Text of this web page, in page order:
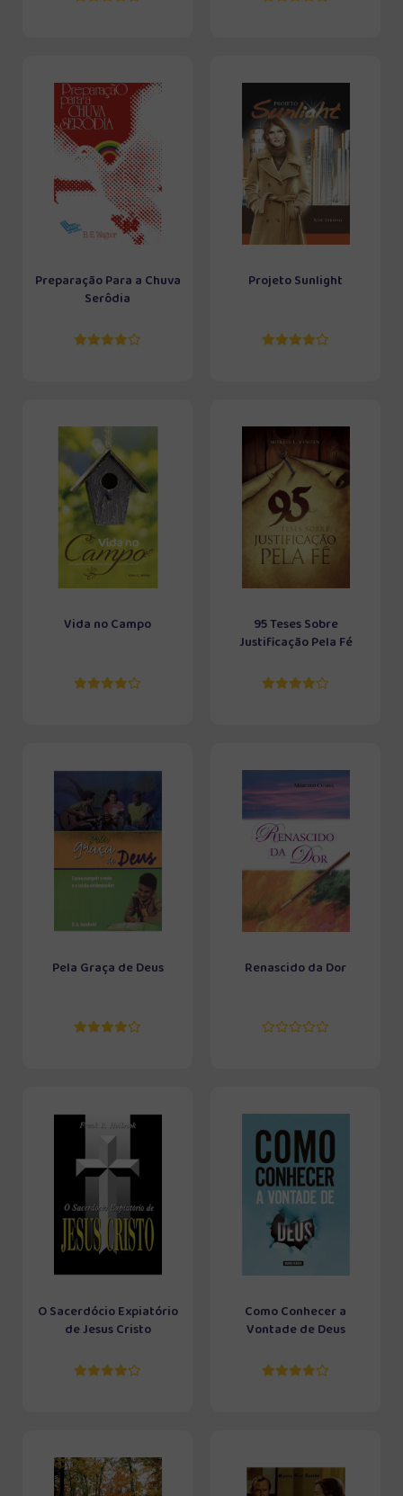
Preparação Para a Chuva
Serôdia
Projeto Sunlight
Vida no Campo
95 Teses Sobre
Justificação Pela Fé
Pela Graça de Deus Renascido da Dor
O Sacerdócio Expiatório
de Jesus Cristo
Como Conhecer a
Vontade de Deus